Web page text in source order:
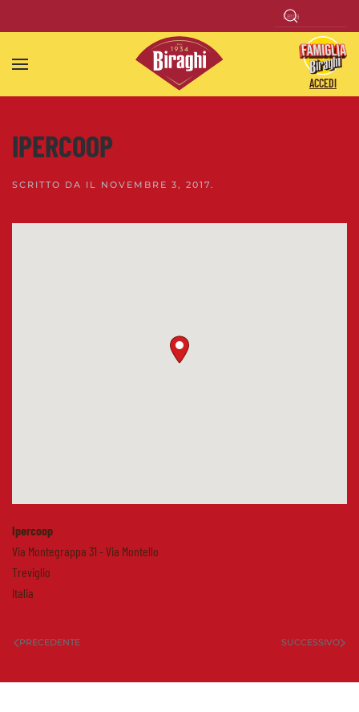
Skip to main content
ACCEDI
IPERCOOP
SCRITTO DA IL NOVEMBRE 3, 2017.
Ipercoop
Via Montegrappa 31 - Via Montello
Treviglio
Italia
PRECEDENTE SUCCESSIVO